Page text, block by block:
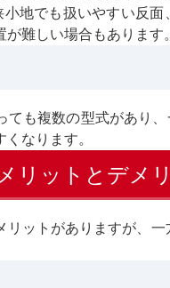
地でも扱いやすい反
難しい場合もあります。
ても複数の型式があり
なります。
リットとデメ
リットがありますが、